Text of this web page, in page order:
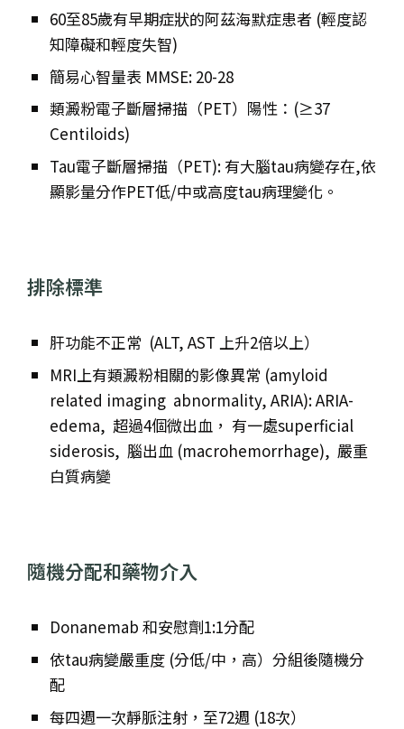
60至85歲有早期症狀的阿茲海默症患者 (輕度認
知障礙和輕度失智)
簡易心智量表 MMSE: 20-28
類澱粉電子斷層掃描（PET）陽性：(≥37
Centiloids)
Tau電子斷層掃描（PET): 有大腦tau病變存在,依
顯影量分作PET低/中或高度tau病理變化。
排除標準
肝功能不正常 (ALT, AST 上升2倍以上）
MRI上有類澱粉相關的影像異常 (amyloid
related imaging abnormality, ARIA): ARIA-
edema, 超過4個微出血， 有一處superficial
siderosis, 腦出血 (macrohemorrhage), 嚴重
白質病變
隨機分配和藥物介入
Donanemab 和安慰劑1:1分配
依tau病變嚴重度 (分低/中，高）分組後隨機分
配
每四週一次靜脈注射，至72週 (18次）